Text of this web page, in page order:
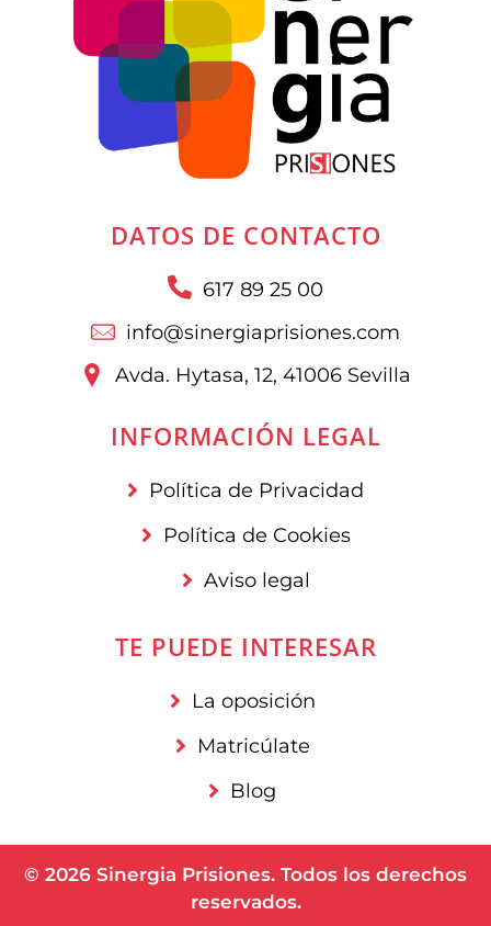
DATOS DE CONTACTO
617 89 25 00
info@sinergiaprisiones.com
Avda. Hytasa, 12, 41006 Sevilla
INFORMACIÓN LEGAL
Política de Privacidad
Política de Cookies
Aviso legal
TE PUEDE INTERESAR
La oposición
Matricúlate
Blog
© 2026 Sinergia Prisiones. Todos los derechos
reservados.